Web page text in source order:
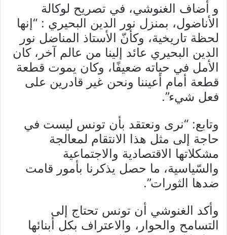
و أضاف الغنوشي، في تصريح لوكالة
الأناضول، بمنزل نور الدين البحيري : “إنها
لحظة تاريخية، وكأنّ الأستاذ المناضل نور
الدين البحيري عائد إلينا من عالم آخر، كان
الأمل في حياته ضعيفًا، وكان يموت قطعة
قطعة أمام أعيننا ونحن غير قادرين على
فعل شيء”.
وتابع: “نرى ونعتقد بأن تونس ليست في
حاجة إلى مثل هذا الانتقام لمعالجة
مشكلاتها الاقتصادية والاجتماعية
والسّياسية، ما حصل يذكرنا بأمور قامت
ضدها الثورات”.
وأكد الغنوشي أن تونس تحتاج إلى
التسامح والحوار، والاعتراف بكل أبنائها